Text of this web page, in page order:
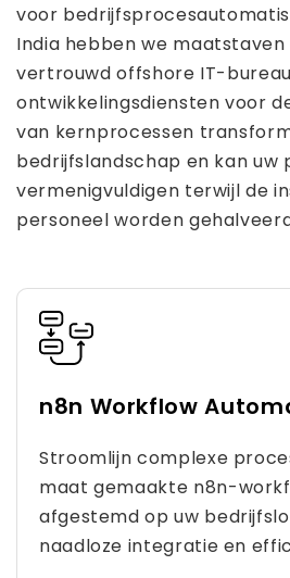
voor
India hebben we
vertrouwd offshore IT-
ontwikkelingsdiensten voor
van kernprocessen
bedrijfslandschap en kan uw
vermenigvuldigen terwijl de
personeel worden
n8n Workflow
Stroomlijn complexe
maat gemaakte n8n-
afgestemd op uw
naadloze integratie en